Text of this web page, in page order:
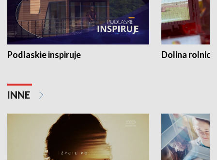
Podlaskie inspiruje Dolina
INNE